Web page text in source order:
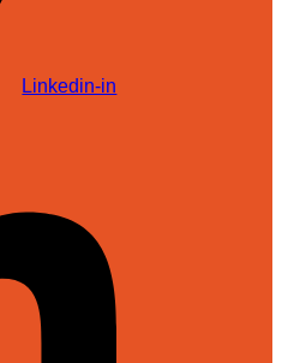
Linkedin-in